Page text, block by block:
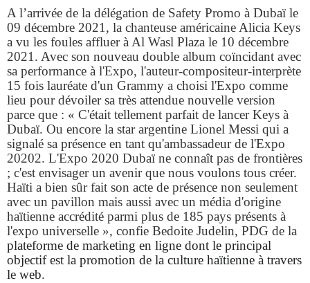
A l’arrivée de la délégation de Safety Promo à Dubaï le
09 décembre 2021, la chanteuse américaine Alicia Keys
a vu les foules affluer à Al Wasl Plaza le 10 décembre
2021. Avec son nouveau double album coïncidant avec
sa performance à l'Expo, l'auteur-compositeur-interprète
15 fois lauréate d'un Grammy a choisi l'Expo comme
lieu pour dévoiler sa très attendue nouvelle version
parce que : « C'était tellement parfait de lancer Keys à
Dubaï. Ou encore la star argentine Lionel Messi qui a
signalé sa présence en tant qu'ambassadeur de l'Expo
20202. L'Expo 2020 Dubaï ne connaît pas de frontières
; c'est envisager un avenir que nous voulons tous créer.
Haïti a bien sûr fait son acte de présence non seulement
avec un pavillon mais aussi avec un média d'origine
haïtienne accrédité parmi plus de 185 pays présents à
l'expo universelle », confie Bedoite Judelin, PDG de la
plateforme de marketing en ligne dont le principal
objectif est la promotion de la culture haïtienne à travers
le web.